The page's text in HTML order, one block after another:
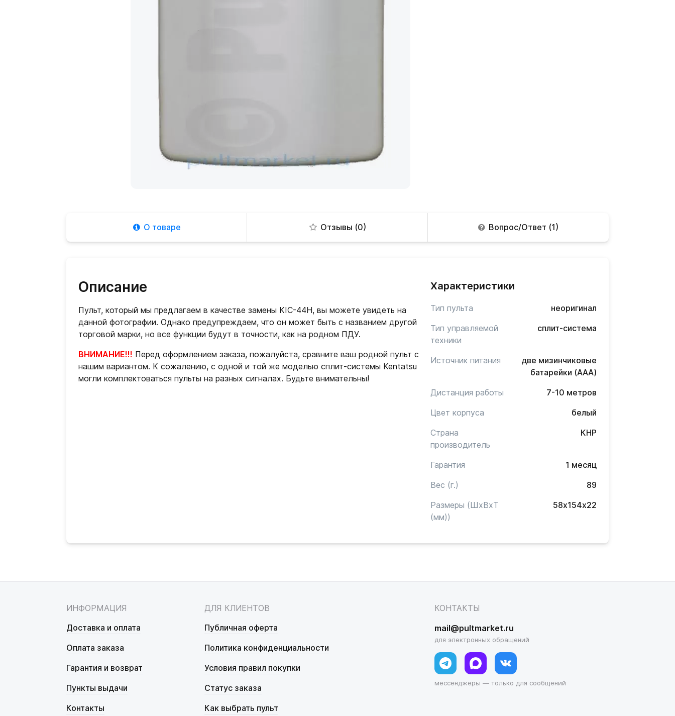
О товаре Отзывы (0) Вопрос/Ответ (1)
Описание
Пульт, который мы предлагаем в качестве замены KIC-44H, вы можете увидеть на
данной фотографии. Однако предупреждаем, что он может быть с названием другой
торговой марки, но все функции будут в точности, как на родном ПДУ.
ВНИМАНИЕ!!! Перед оформлением заказа, пожалуйста, сравните ваш родной пульт с
нашим вариантом. К сожалению, с одной и той же моделью сплит-системы Kentatsu
могли комплектоваться пульты на разных сигналах. Будьте внимательны!
Характеристики
Тип пульта
неоригинал
Тип управляемой
техники
сплит-система
Источник питания
две мизинчиковые
батарейки (AAA)
Дистанция работы
7-10 метров
Цвет корпуса
белый
Страна
производитель
КНР
Гарантия
1 месяц
Вес (г.)
89
Размеры (ШxВxТ
(мм))
58х154х22
ИНФОРМАЦИЯ
Доставка и оплата
Оплата заказа
Гарантия и возврат
Пункты выдачи
Контакты
ДЛЯ КЛИЕНТОВ
Публичная оферта
Политика конфиденциальности
Условия правил покупки
Статус заказа
Как выбрать пульт
КОНТАКТЫ
mail@pultmarket.ru
для электронных обращений
мессенджеры — только для сообщений